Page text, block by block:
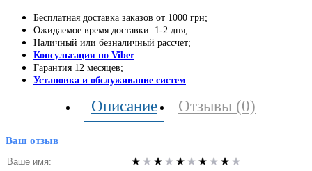
Бесплатная доставка заказов от 1000 грн;
Ожидаемое время доставки: 1-2 дня;
Наличный или безналичный рассчет;
Консультация по Viber
Гарантия 12 месяцев;
Установка и обслуживание систем
Описание Отзывы (0)
Ваш отзыв